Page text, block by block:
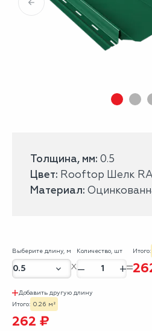
Толщина, мм: 0.5
Цвет: Rooftop Шелк
Материал:
Выберите длину, м Количество, шт
– +
Итого:
Добавить другую длину
Итого: 0.26 м²
262 ₽